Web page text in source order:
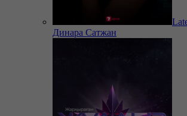
Динара Сатжан